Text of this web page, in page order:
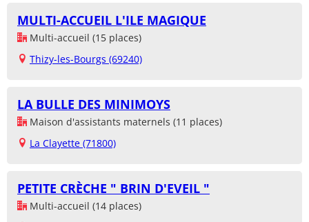
MULTI-ACCUEIL L'ILE MAGIQUE
Multi-accueil (15 places)
Thizy-les-Bourgs (69240)
LA BULLE DES MINIMOYS
Maison d'assistants maternels (11 places)
La Clayette (71800)
PETITE CRÈCHE " BRIN D'EVEIL "
Multi-accueil (14 places)